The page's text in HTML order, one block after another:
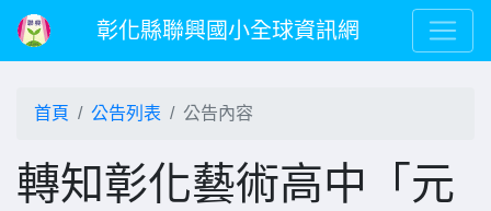
彰化縣聯興國小全球資訊網
首頁 公告列表 公告內容
轉知彰化藝術高中「元